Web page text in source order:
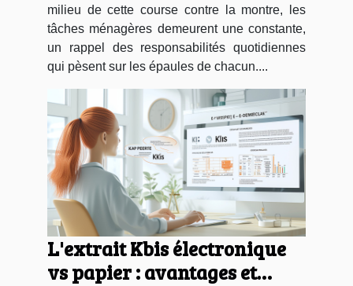
milieu de cette course contre la montre, les
tâches ménagères demeurent une constante,
un rappel des responsabilités quotidiennes
qui pèsent sur les épaules de chacun....
L'extrait Kbis électronique
vs papier : avantages et